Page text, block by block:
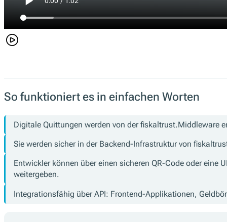
So funktioniert es in einfachen Worten
Digitale Quittungen werden von der fiskaltrust.Middleware
Sie werden sicher in der Backend-Infrastruktur von
Entwickler können über einen sicheren QR-Code oder
weitergeben.
Integrationsfähig über API: Frontend-Applikationen,